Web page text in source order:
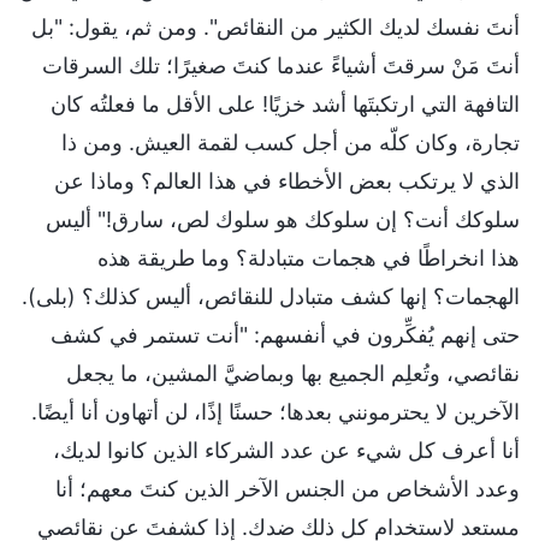
أنتَ نفسك لديك الكثير من النقائص". ومن ثم، يقول: "بل
أنتَ مَنْ سرقتَ أشياءً عندما كنتَ صغيرًا؛ تلك السرقات
التافهة التي ارتكبتَها أشد خزيًا! على الأقل ما فعلتُه كان
تجارة، وكان كلّه من أجل كسب لقمة العيش. ومن ذا
الذي لا يرتكب بعض الأخطاء في هذا العالم؟ وماذا عن
سلوكك أنت؟ إن سلوكك هو سلوك لص، سارق!" أليس
هذا انخراطًا في هجمات متبادلة؟ وما طريقة هذه
الهجمات؟ إنها كشف متبادل للنقائص، أليس كذلك؟ (بلى).
حتى إنهم يُفكِّرون في أنفسهم: "أنت تستمر في كشف
نقائصي، وتُعلِم الجميع بها وبماضيَّ المشين، ما يجعل
الآخرين لا يحترمونني بعدها؛ حسنًا إذًا، لن أتهاون أنا أيضًا.
أنا أعرف كل شيء عن عدد الشركاء الذين كانوا لديك،
وعدد الأشخاص من الجنس الآخر الذين كنتَ معهم؛ أنا
مستعد لاستخدام كل ذلك ضدك. إذا كشفتَ عن نقائصي